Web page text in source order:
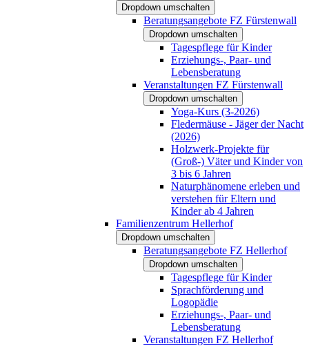
Dropdown umschalten
Beratungsangebote FZ Fürstenwall
Dropdown umschalten
Tagespflege für Kinder
Erziehungs-, Paar- und
Lebensberatung
Veranstaltungen FZ Fürstenwall
Dropdown umschalten
Yoga-Kurs (3-2026)
Fledermäuse - Jäger der Nacht
(2026)
Holzwerk-Projekte für
(Groß-) Väter und Kinder von
3 bis 6 Jahren
Naturphänomene erleben und
verstehen für Eltern und
Kinder ab 4 Jahren
Familienzentrum Hellerhof
Dropdown umschalten
Beratungsangebote FZ Hellerhof
Dropdown umschalten
Tagespflege für Kinder
Sprachförderung und
Logopädie
Erziehungs-, Paar- und
Lebensberatung
Veranstaltungen FZ Hellerhof